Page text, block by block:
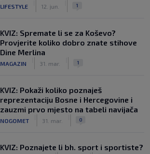
LIFESTYLE 12. jun. 1
KVIZ: Spremate li se za Koševo?
Provjerite koliko dobro znate stihove
Dine Merlina
MAGAZIN 31. mar. 1
KVIZ: Pokaži koliko poznaješ
reprezentaciju Bosne i Hercegovine i
zauzmi prvo mjesto na tabeli navijača
NOGOMET 31. mar. 0
KVIZ: Poznajete li bh. sport i sportiste?